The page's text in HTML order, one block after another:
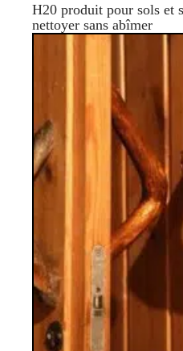
H20 produit pour sols et
nettoyer sans abîmer